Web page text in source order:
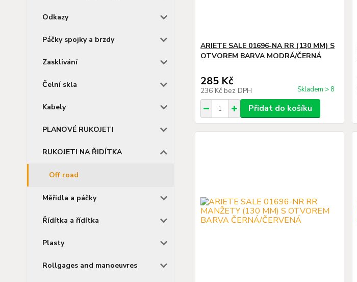
Odkazy
Páčky spojky a brzdy
Zasklívání
Čelní skla
Kabely
PLANOVÉ RUKOJETI
RUKOJETI NA ŘIDÍTKA
Off road
Měřidla a páčky
Řídítka a řídítka
Plasty
Rollgages and manoeuvres
ARIETE SALE 01696-NA RR (130 MM) S
OTVOREM BARVA MODRÁ/ČERNÁ
285 Kč
236 Kč bez DPH Skladem > 8
Přidat do košíku